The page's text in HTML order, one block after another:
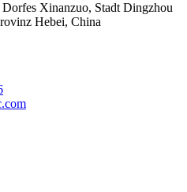
Dorfes Xinanzuo, Stadt Dingzhou
Hebei, China